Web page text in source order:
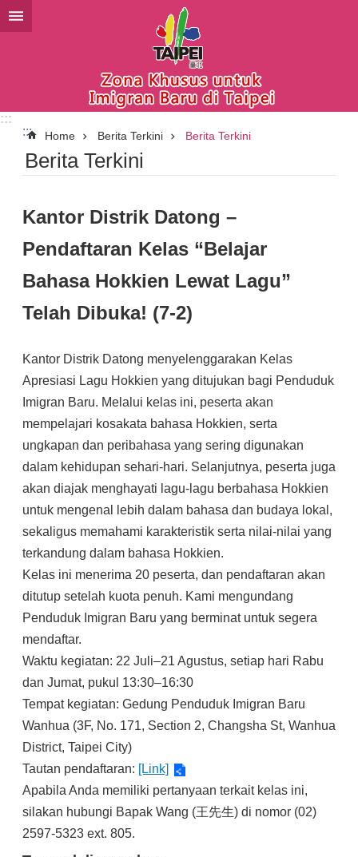
Lompat ke blok konten utama
:::
:::
Home Berita Terkini Berita Terkini
Berita Terkini
Kantor Distrik Datong –
Pendaftaran Kelas “Belajar
Bahasa Hokkien Lewat Lagu”
Telah Dibuka! (7-2)
Kantor Distrik Datong menyelenggarakan Kelas
Apresiasi Lagu Hokkien yang ditujukan bagi Penduduk
Imigran Baru. Melalui kelas ini, peserta akan
mempelajari kosakata bahasa Hokkien, serta
ungkapan dan peribahasa yang sering digunakan
dalam kehidupan sehari-hari. Selanjutnya, peserta juga
akan diajak menghayati lagu-lagu berbahasa Hokkien
untuk mengenal lebih dalam bahasa dan budaya lokal,
sekaligus memahami karakteristik serta nilai-nilai yang
terkandung dalam bahasa Hokkien.
Kelas ini menerima 20 peserta, dan pendaftaran akan
ditutup setelah kuota penuh. Kami mengundang
Penduduk Imigran Baru yang berminat untuk segera
mendaftar.
Waktu kegiatan: 22 Juli–21 Agustus, setiap hari Rabu
dan Jumat, pukul 13:30–16:30
Tempat kegiatan: Gedung Penduduk Imigran Baru
Wanhua (3F, No. 171, Section 2, Changsha St, Wanhua
District, Taipei City)
Tautan pendaftaran: [Link]
Apabila Anda memiliki pertanyaan terkait kelas ini,
silakan hubungi Bapak Wang (王先生) di nomor (02)
2597-5323 ext. 805.